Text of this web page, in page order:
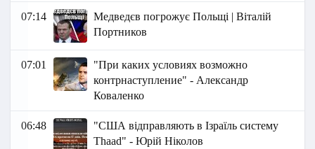
07:14
Медведєв погрожує Польщі | Віталій
Портников
07:01
"При каких условиях возможно
контрнаступление" - Александр
Коваленко
06:48
"США відправляють в Ізраїль систему
Thaad" - Юрій Ніколов